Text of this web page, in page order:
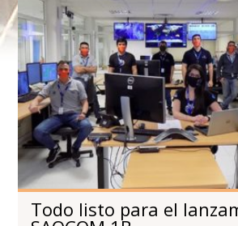
Todo listo para el